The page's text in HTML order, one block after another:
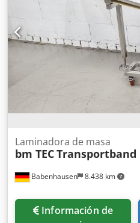
revisión DGUV V3 Medidas
x Pr x Al) Conexión 230 V
revisada por SAB
panadería en stock! Csdey Ik
Babenhausen 8.438 km
Laminadora de masa
bm TECTransportband
Información de